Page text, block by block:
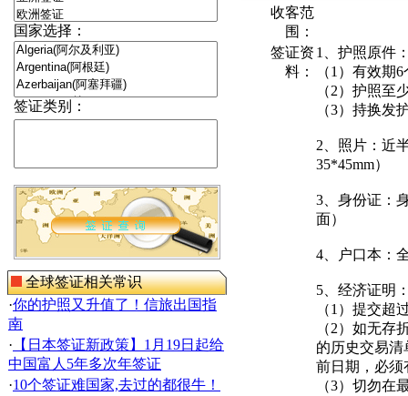
国家选择：
签证类别：
全球签证相关常识
·你的护照又升值了！信旅出国指
南
· 【日本签证新政策】1月19日起给
中国富人5年多次年签证
·10个签证难国家,去过的都很牛！
收客范
围：
签证资
料：
1、护照原件
（1）有效期
（2）护照至
（3）持换发
2、照片：近
35*45mm）
3、身份证：
面）
4、户口本：
5、经济证明
（1）提交超
（2）如无存
的历史交易
前日期，必须
（3）切勿在